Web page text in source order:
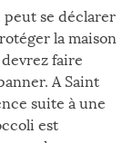
se déclarer
la maison
faire
A Saint
suite à une
est